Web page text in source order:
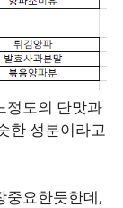
정도의 단맛과
한 성분이라고
중요한듯한데,